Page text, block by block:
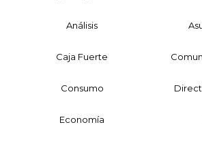
Análisis
Caja Fuerte
Consumo
Economía